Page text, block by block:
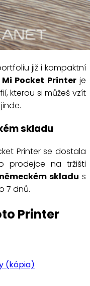
již i kompaktní
Pocket Printerje
kterou si můžeš vzít
skladu
Printer se dostala
prodejce na tržišti
skladu s
7 dnů.
Printer
(kópia)